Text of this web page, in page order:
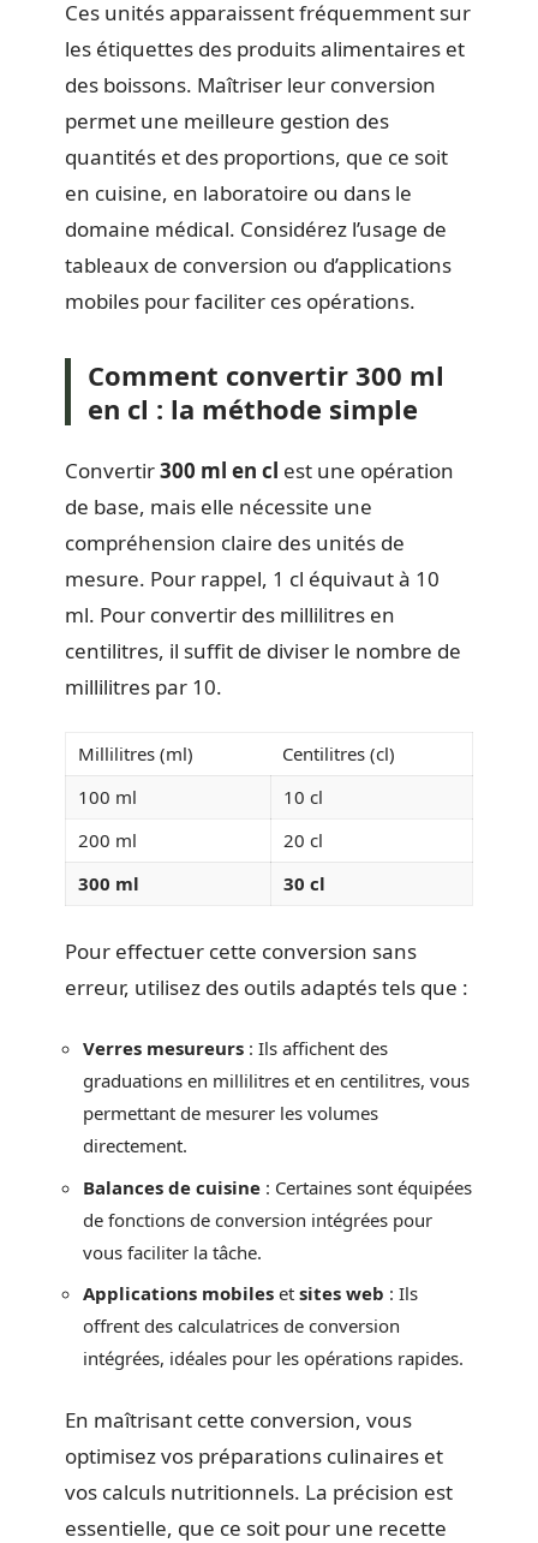
Ces unités apparaissent fréquemment sur
les étiquettes des produits alimentaires et
des boissons. Maîtriser leur conversion
permet une meilleure gestion des
quantités et des proportions, que ce soit
en cuisine, en laboratoire ou dans le
domaine médical. Considérez l’usage de
tableaux de conversion ou d’applications
mobiles pour faciliter ces opérations.
Comment convertir 300 ml
en cl : la méthode simple
Convertir300 ml en cl est une opération
de base, mais elle nécessite une
compréhension claire des unités de
mesure. Pour rappel, 1 cl équivaut à 10
ml. Pour convertir des millilitres en
centilitres, il suffit de diviser le nombre de
millilitres par 10.
Millilitres (ml)
Centilitres (cl)
100 ml
10 cl
200 ml
20 cl
300 ml
30 cl
Pour effectuer cette conversion sans
erreur, utilisez des outils adaptés tels que :
Verres mesureurs : Ils affichent des
graduations en millilitres et en centilitres, vous
permettant de mesurer les volumes
directement.
Balances de cuisine : Certaines sont équipées
de fonctions de conversion intégrées pour
vous faciliter la tâche.
Applications mobiles et sites web : Ils
offrent des calculatrices de conversion
intégrées, idéales pour les opérations rapides.
En maîtrisant cette conversion, vous
optimisez vos préparations culinaires et
vos calculs nutritionnels. La précision est
essentielle, que ce soit pour une recette